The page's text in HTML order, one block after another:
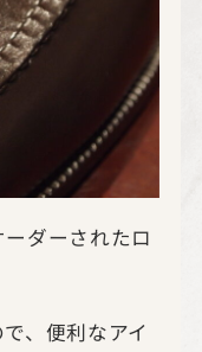
ダーされたロ
、便利なアイ